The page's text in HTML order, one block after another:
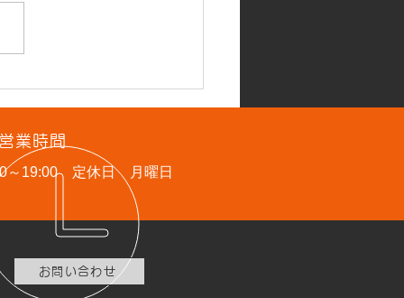
品】クニペックス 限定
入荷しました！数量限
業時間
～19:00 定休日 月曜日
1062-1
お問い合わせ